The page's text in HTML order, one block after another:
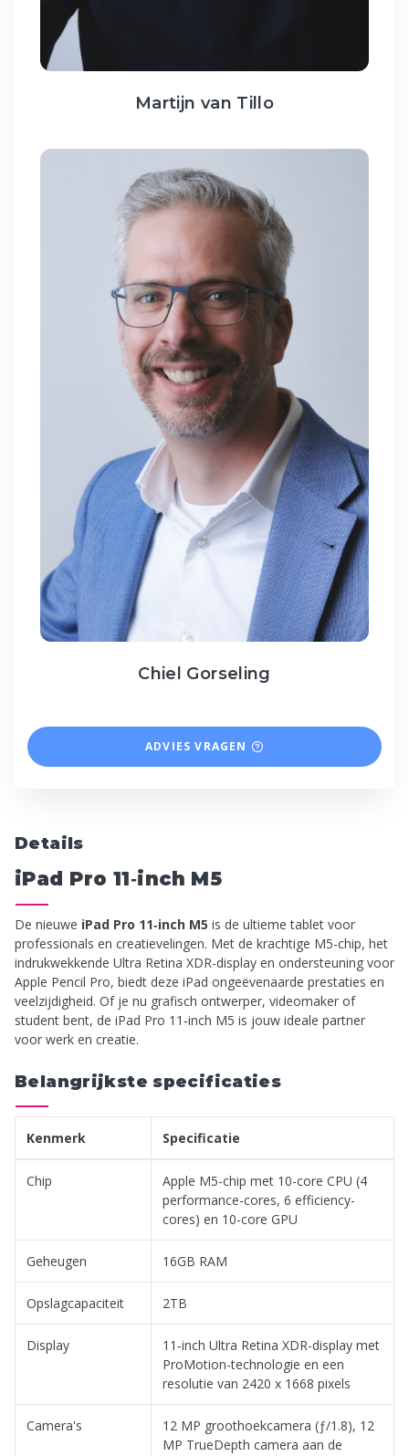
Martijn van Tillo
Chiel Gorseling
ADVIES VRAGEN
Details
iPad Pro 11‑inch M5
De nieuwe iPad Pro 11‑inch M5 is de ultieme tablet voor
professionals en creatievelingen. Met de krachtige M5-chip, het
indrukwekkende Ultra Retina XDR-display en ondersteuning voor
Apple Pencil Pro, biedt deze iPad ongeëvenaarde prestaties en
veelzijdigheid. Of je nu grafisch ontwerper, videomaker of
student bent, de iPad Pro 11‑inch M5 is jouw ideale partner
voor werk en creatie.
Belangrijkste specificaties
Kenmerk Specificatie
Chip
Apple M5-chip met 10-core CPU (4
performance-cores, 6 efficiency-
cores) en 10-core GPU
Geheugen 16GB RAM
Opslagcapaciteit 2TB
Display
11‑inch Ultra Retina XDR-display met
ProMotion-technologie en een
resolutie van 2420 x 1668 pixels
Camera's
12 MP groothoekcamera (ƒ/1.8), 12
MP TrueDepth camera aan de